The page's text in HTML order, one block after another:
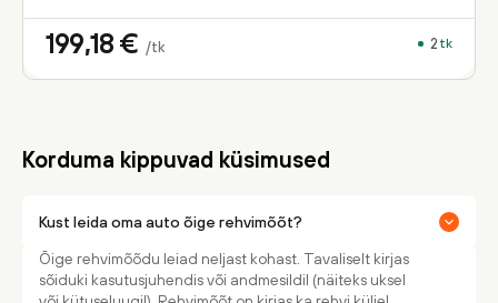
199,18 € /tk 2 tk
Korduma kippuvad küsimused
Kust leida oma auto õige rehvimõõt?
Õige rehvimõõdu leiad neljast kohast. Tavaliselt kirjas
sõiduki kasutusjuhendis või andmesildil (näiteks uksel